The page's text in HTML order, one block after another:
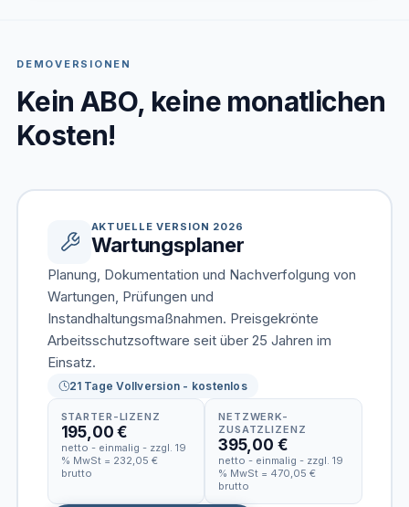
DEMOVERSIONEN
Kein ABO, keine monatlichen
Kosten!
AKTUELLE VERSION 2026
Wartungsplaner
Planung, Dokumentation und Nachverfolgung von
Wartungen, Prüfungen und
Instandhaltungsmaßnahmen. Preisgekrönte
Arbeitsschutzsoftware seit über 25 Jahren im
Einsatz.
21 Tage Vollversion - kostenlos
STARTER-LIZENZ
195,00 €
netto - einmalig - zzgl. 19
% MwSt = 232,05 €
brutto
NETZWERK-
ZUSATZLIZENZ
395,00 €
netto - einmalig - zzgl. 19
% MwSt = 470,05 €
brutto